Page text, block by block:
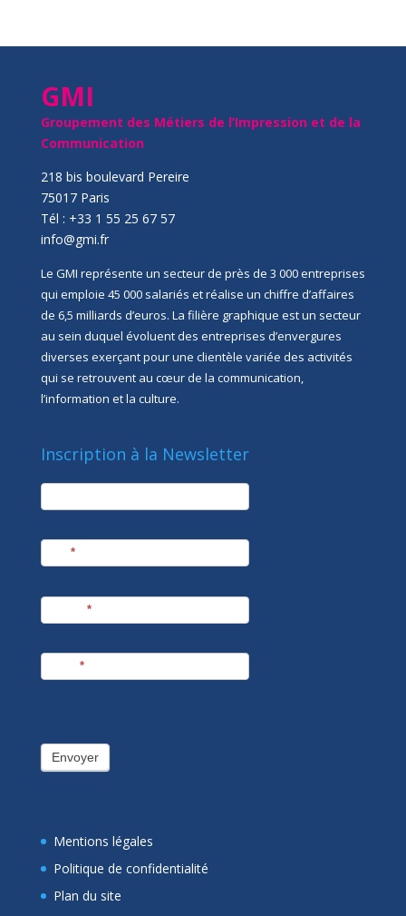
GMI
Groupement des Métiers de l’Impression et de la
Communication
218 bis boulevard Pereire
75017 Paris
Tél : +33 1 55 25 67 57
info@gmi.fr
Le GMI représente un secteur de près de 3 000 entreprises
qui emploie 45 000 salariés et réalise un chiffre d’affaires
de 6,5 milliards d’euros. La filière graphique est un secteur
au sein duquel évoluent des entreprises d’envergures
diverses exerçant pour une clientèle variée des activités
qui se retrouvent au cœur de la communication,
l’information et la culture.
Inscription à la Newsletter
newsletter
*
*
*
Envoyer
Mentions légales
Politique de confidentialité
Plan du site